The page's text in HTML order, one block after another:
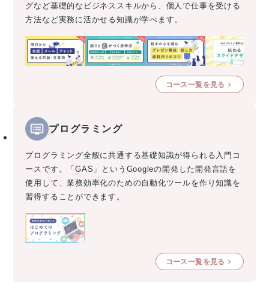
グなど基礎的なビジネススキルから、個人で仕事を受ける
方法など実務に活かせる知識が学べます。
コース一覧を見る
プログラミング
プログラミング全般に共通する基礎知識が得られる入門コ
ースです。「GAS」というGoogleの開発した開発言語を
使用して、業務効率化のための自動化ツールを作り知識を
習得することができます。
コース一覧を見る